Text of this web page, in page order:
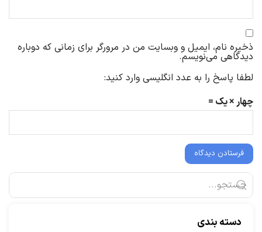
دسته بندی
ذخیره نام، ایمیل و وبسایت من در مرورگر برای زمانی که دوباره
دیدگاهی می‌نویسم.
لطفا پاسخ را به عدد انگلیسی وارد کنید:
چهار × یک =